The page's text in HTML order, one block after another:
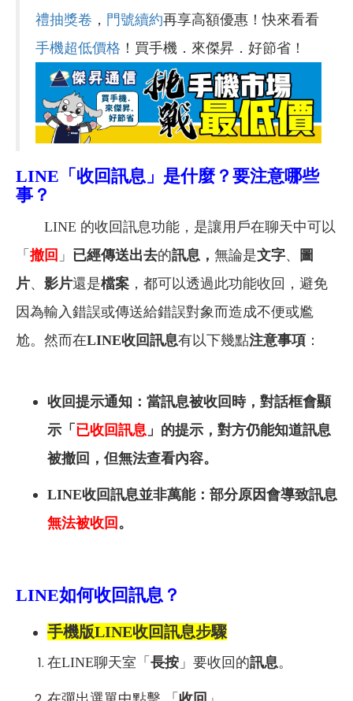
禮抽獎卷 ， 門號續約再享高額優惠！快來看看
手機超低價格 ！買手機．來傑昇．好節省！
LINE 「收回訊息」是什麼？要注意哪些
事？
LINE 的收回訊息功能，是讓用戶在聊天中可以
「 撤回 」 已經傳送出去的訊息， 無論是文字、
圖
片、 影片還是檔案 ，都可以透過此功能收回，避免
因為輸入錯誤或傳送給錯誤對象而造成不便或尷
尬。然而在LINE收回訊息有以下幾點注意事項 ：
收回提示通知：當訊息被收回時，對話框會顯
示「 已收回訊息 」的提示，對方仍能知道訊息
被撤回，但無法查看內容。
LINE收回訊息並非萬能：部分原因會導致訊息
無法被收回 。
LINE如何收回訊息？
手機版LINE收回訊息步驟
在LINE聊天室「 長按 」要收回的訊息。